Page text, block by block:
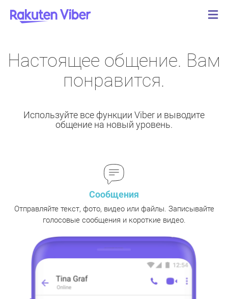
Настоящее общение. Вам
понравится.
Используйте все функции Viber и выводите
общение на новый уровень.
Cообщения
Отправляйте текст, фото, видео или файлы. Записывайте
голосовые сообщения и короткие видео.